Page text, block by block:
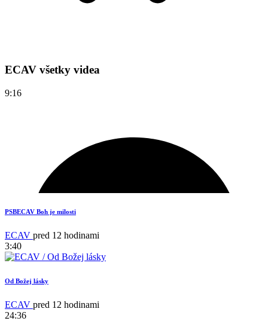
ECAV všetky videa
9:16
PSBECAV Boh je milosti
ECAV pred 12 hodinami
3:40
Od Božej lásky
ECAV pred 12 hodinami
24:36